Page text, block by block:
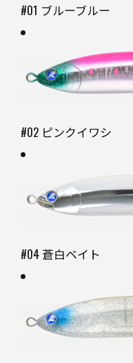
#01 ブルーブルー
#02 ピンクイワシ
#04 蒼白ベイト